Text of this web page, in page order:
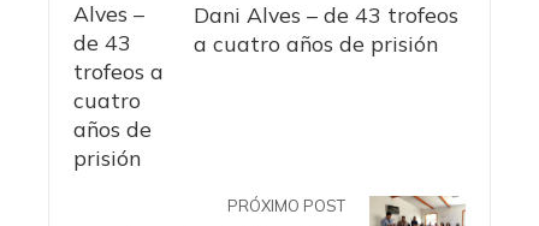
Dani Alves – de 43 trofeos
a cuatro años de prisión
PRÓXIMO POST